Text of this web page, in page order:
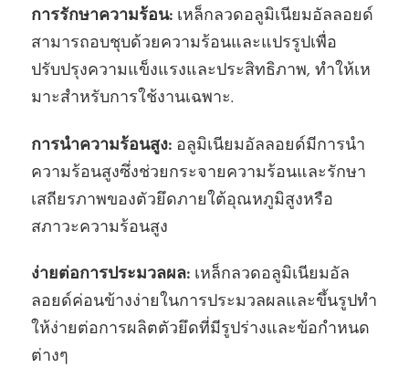
การรักษาความร้อน: เหล็กลวดอลูมิเนียมอัลลอยด์
สามารถอบชุบด้วยความร้อนและแปรรูปเพื่อ
ปรับปรุงความแข็งแรงและประสิทธิภาพ, ทําให้เห
มาะสําหรับการใช้งานเฉพาะ.
การนําความร้อนสูง: อลูมิเนียมอัลลอยด์มีการนํา
ความร้อนสูงซึ่งช่วยกระจายความร้อนและรักษา
เสถียรภาพของตัวยึดภายใต้อุณหภูมิสูงหรือ
สภาวะความร้อนสูง
ง่ายต่อการประมวลผล: เหล็กลวดอลูมิเนียมอัล
ลอยด์ค่อนข้างง่ายในการประมวลผลและขึ้นรูปทํา
ให้ง่ายต่อการผลิตตัวยึดที่มีรูปร่างและข้อกําหนด
ต่างๆ